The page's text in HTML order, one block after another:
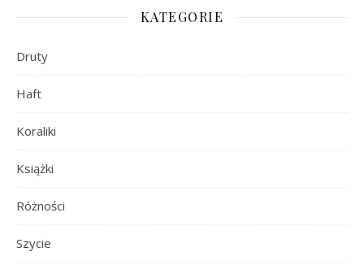
KATEGORIE
Druty
Haft
Koraliki
Książki
Różności
Szycie